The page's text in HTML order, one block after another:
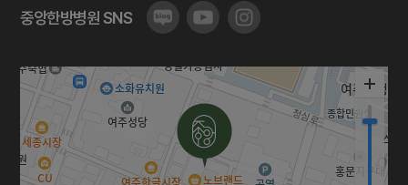
중앙한방병원 SNS